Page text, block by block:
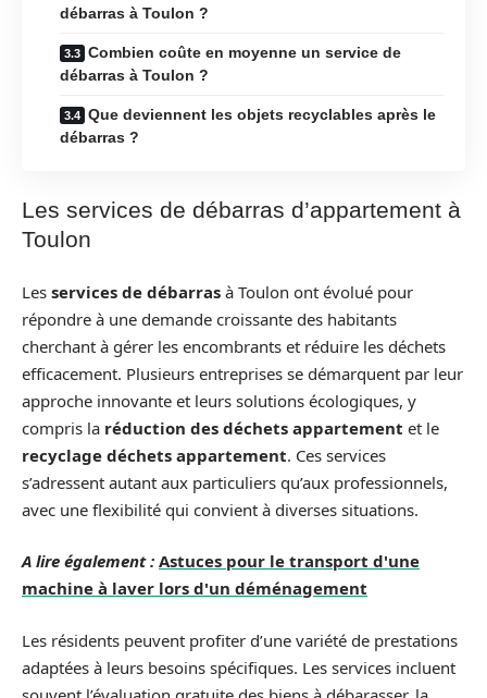
débarras à Toulon ?
Combien coûte en moyenne un service de
débarras à Toulon ?
Que deviennent les objets recyclables après le
débarras ?
Les services de débarras d’appartement à
Toulon
Les services de débarras à Toulon ont évolué pour
répondre à une demande croissante des habitants
cherchant à gérer les encombrants et réduire les déchets
efficacement. Plusieurs entreprises se démarquent par leur
approche innovante et leurs solutions écologiques, y
compris la réduction des déchets appartement et le
recyclage déchets appartement. Ces services
s’adressent autant aux particuliers qu’aux professionnels,
avec une flexibilité qui convient à diverses situations.
A lire également : Astuces pour le transport d'une
machine à laver lors d'un déménagement
Les résidents peuvent profiter d’une variété de prestations
adaptées à leurs besoins spécifiques. Les services incluent